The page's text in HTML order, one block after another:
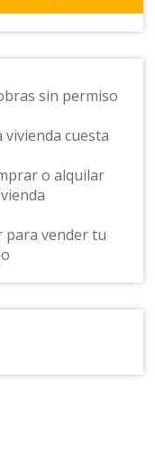
sin permiso
vivienda cuesta
o alquilar
para vender tu